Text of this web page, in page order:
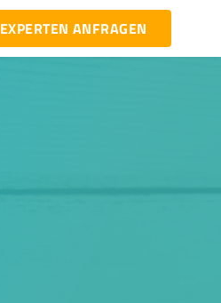
EXPERTEN ANFRAGEN